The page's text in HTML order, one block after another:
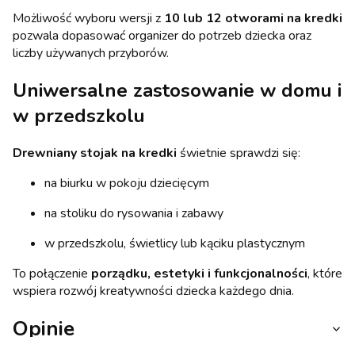
Możliwość wyboru wersji z 10 lub 12 otworami na kredki
pozwala dopasować organizer do potrzeb dziecka oraz
liczby używanych przyborów.
Uniwersalne zastosowanie w domu i
w przedszkolu
Drewniany stojak na kredki świetnie sprawdzi się:
na biurku w pokoju dziecięcym
na stoliku do rysowania i zabawy
w przedszkolu, świetlicy lub kąciku plastycznym
To połączenie porządku, estetyki i funkcjonalności, które
wspiera rozwój kreatywności dziecka każdego dnia.
Opinie